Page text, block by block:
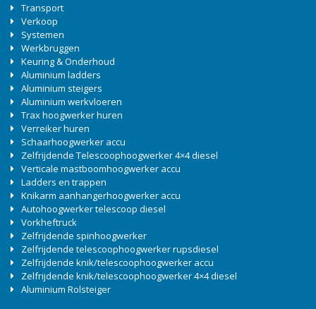
Transport
Verkoop
Systemen
Werkbruggen
Keuring & Onderhoud
Aluminium ladders
Aluminium steigers
Aluminium werkvloeren
Trax hoogwerker huren
Verreiker huren
Schaarhoogwerker accu
Zelfrijdende Telescoophoogwerker 4×4 diesel
Verticale mastboomhoogwerker accu
Ladders en trappen
Knikarm aanhangerhoogwerker accu
Autohoogwerker telescoop diesel
Vorkheftruck
Zelfrijdende spinhoogwerker
Zelfrijdende telescoophoogwerker rupsdiesel
Zelfrijdende knik/telescoophoogwerker accu
Zelfrijdende knik/telescoophoogwerker 4×4 diesel
Aluminium Rolsteiger